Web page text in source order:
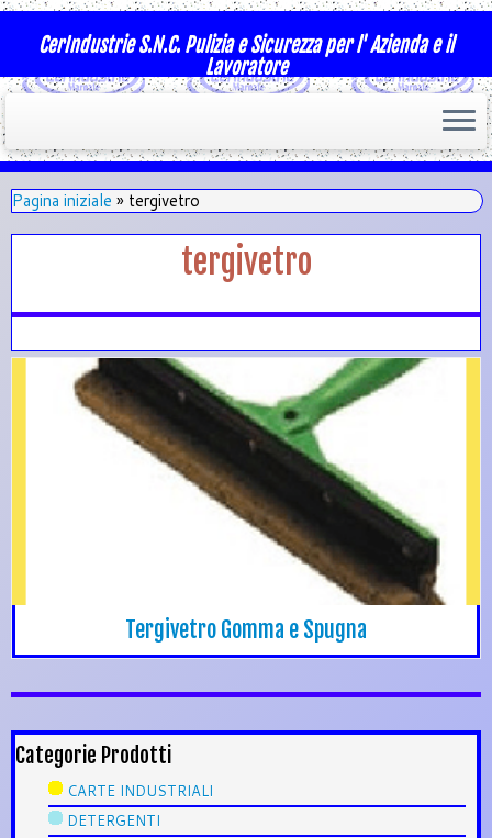
CerIndustrie S.N.C. Pulizia e Sicurezza per l' Azienda e il
Lavoratore
Pagina iniziale » tergivetro
tergivetro
Tergivetro Gomma e Spugna
Categorie Prodotti
CARTE INDUSTRIALI
DETERGENTI